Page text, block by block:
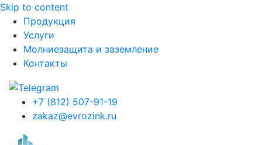
Skip to content
Продукция
Услуги
Молниезащита и заземление
Контакты
+7 (812) 507-91-19
zakaz@evrozink.ru